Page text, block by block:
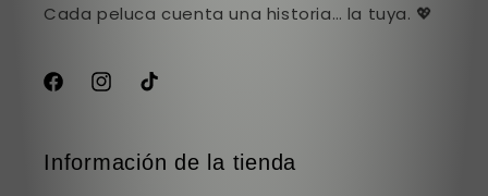
Cada peluca cuenta una historia… la tuya. 💖
FacebookInstagram
TikTok
Información de la tienda